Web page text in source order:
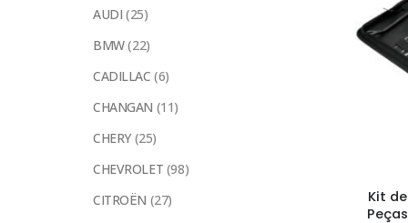
Kit
AUDI (25)
BMW(22)
CADILLAC (6)
CHANGAN (11)
CHERY (25)
CHEVROLET (98)
CITROËN (27)